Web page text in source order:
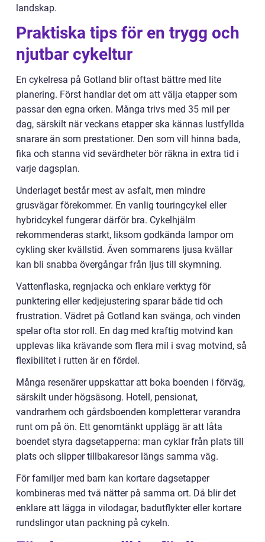
landskap.
Praktiska tips för en trygg och
njutbar cykeltur
En cykelresa på Gotland blir oftast bättre med lite
planering. Först handlar det om att välja etapper som
passar den egna orken. Många trivs med 35 mil per
dag, särskilt när veckans etapper ska kännas lustfyllda
snarare än som prestationer. Den som vill hinna bada,
fika och stanna vid sevärdheter bör räkna in extra tid i
varje dagsplan.
Underlaget består mest av asfalt, men mindre
grusvägar förekommer. En vanlig touringcykel eller
hybridcykel fungerar därför bra. Cykelhjälm
rekommenderas starkt, liksom godkända lampor om
cykling sker kvällstid. Även sommarens ljusa kvällar
kan bli snabba övergångar från ljus till skymning.
Vattenflaska, regnjacka och enklare verktyg för
punktering eller kedjejustering sparar både tid och
frustration. Vädret på Gotland kan svänga, och vinden
spelar ofta stor roll. En dag med kraftig motvind kan
upplevas lika krävande som flera mil i svag motvind, så
flexibilitet i rutten är en fördel.
Många resenärer uppskattar att boka boenden i förväg,
särskilt under högsäsong. Hotell, pensionat,
vandrarhem och gårdsboenden kompletterar varandra
runt om på ön. Ett genomtänkt upplägg är att låta
boendet styra dagsetapperna: man cyklar från plats till
plats och slipper tillbakaresor längs samma väg.
För familjer med barn kan kortare dagsetapper
kombineras med två nätter på samma ort. Då blir det
enklare att lägga in vilodagar, badutflykter eller kortare
rundslingor utan packning på cykeln.